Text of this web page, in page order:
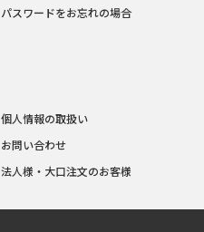
パスワードをお忘れの場合
個人情報の取扱い
お問い合わせ
法人様・大口注文のお客様